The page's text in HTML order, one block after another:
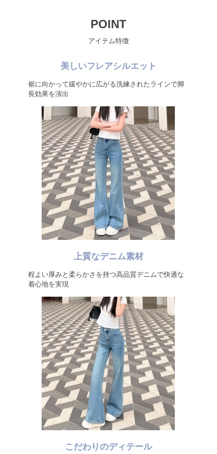
POINT
アイテム特徴
美しいフレアシルエット
裾に向かって緩やかに広がる洗練されたラインで脚
長効果を演出
上質なデニム素材
程よい厚みと柔らかさを持つ高品質デニムで快適な
着心地を実現
こだわりのディテール